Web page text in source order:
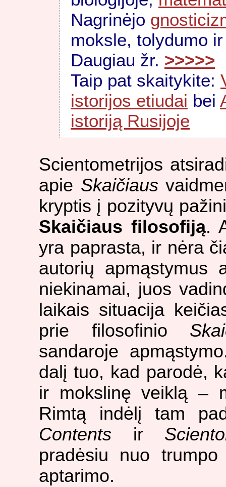
Nagrinėjo
moksle, tolydumo
Daugiau žr. >>>>>
Taip pat skaitykite:
istorijos etiudai bei
istoriją Rusijoje
Scientometrijos
apie Skaičiaus
kryptis į pozityvų
Skaičiaus filosofiją.
yra paprasta, ir nėra
autorių apmąstymus
niekinamai, juos
laikais situacija
prie filosofinio
sandaroje
dalį tuo, kad parodė,
ir mokslinę veiklą –
Rimtą indėlį tam
Contents ir
pradėsiu nuo
aptarimo.